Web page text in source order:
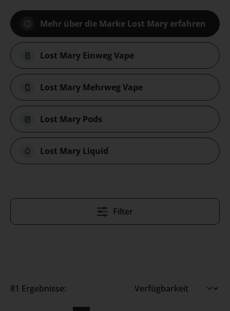
Mehr über die Marke Lost Mary erfahren
Lost Mary Einweg Vape
Lost Mary Mehrweg Vape
Lost Mary Pods
Lost Mary Liquid
Filter
81 Ergebnisse: